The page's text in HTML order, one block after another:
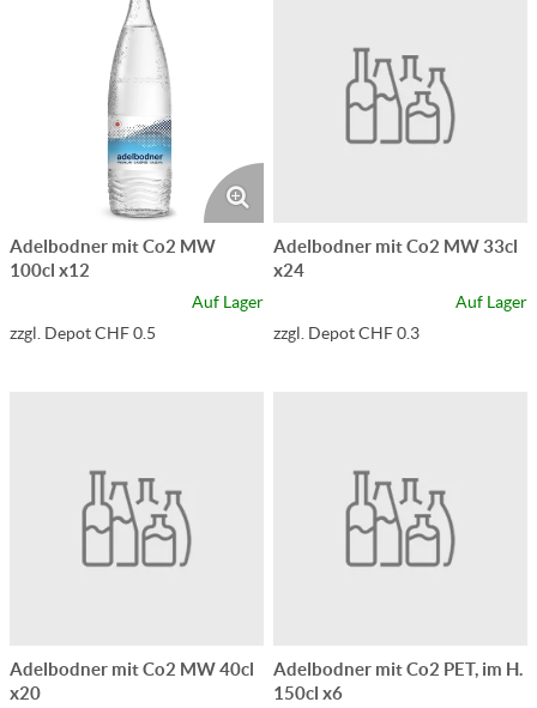
Adelbodner mit Co2 MW
100cl x12
Auf Lager
zzgl. Depot CHF 0.5
Adelbodner mit Co2 MW 33cl
x24
Auf Lager
zzgl. Depot CHF 0.3
Adelbodner mit Co2 MW 40cl
x20
Adelbodner mit Co2 PET, im H.
150cl x6